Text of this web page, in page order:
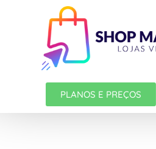
PLANOS E PREÇOS